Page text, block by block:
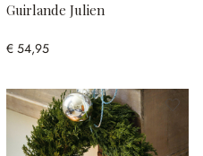
Guirlande Julien
€ 54,95